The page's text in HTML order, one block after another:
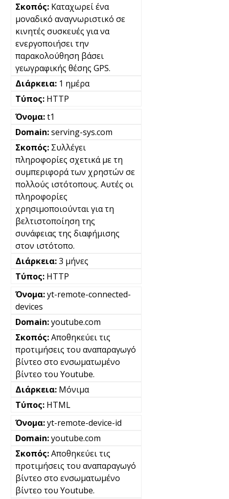
Καταχωρεί ένα
μοναδικό αναγνωριστικό σε
κινητές συσκευές για να
ενεργοποιήσει την
παρακολούθηση βάσει
γεωγραφικής θέσης GPS.
1 ημέρα
HTTP
t1
serving-sys.com
Συλλέγει
πληροφορίες σχετικά με τη
συμπεριφορά των χρηστών σε
πολλούς ιστότοπους. Αυτές οι
πληροφορίες
χρησιμοποιούνται για τη
βελτιστοποίηση της
συνάφειας της διαφήμισης
στον ιστότοπο.
3 μήνες
HTTP
yt-remote-connected-
devices
youtube.com
Αποθηκεύει τις
προτιμήσεις του αναπαραγωγό
βίντεο στο ενσωματωμένο
βίντεο του Youtube.
Μόνιμα
HTML
yt-remote-device-id
youtube.com
Αποθηκεύει τις
προτιμήσεις του αναπαραγωγό
βίντεο στο ενσωματωμένο
βίντεο του Youtube.